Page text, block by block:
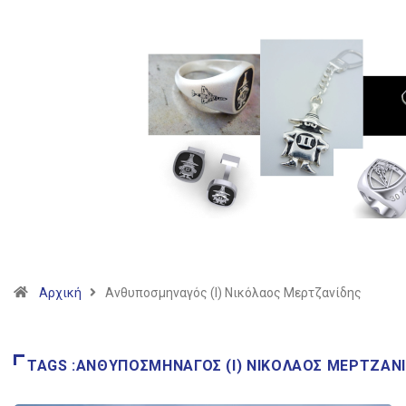
Αρχική Ανθυποσμηναγός (Ι) Νικόλαος Μερτζανίδης
TAGS :ΑΝΘΥΠΟΣΜΗΝΑΓΌΣ (Ι) ΝΙΚΌΛΑΟΣ